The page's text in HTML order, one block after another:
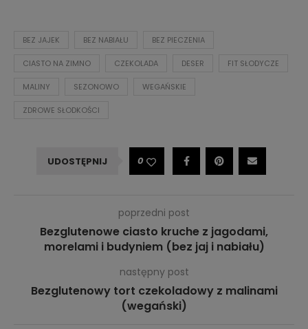
BEZ JAJEK BEZ NABIAŁU BEZ PIECZENIA
CIASTO NA ZIMNO CZEKOLADA DESER FIT SŁODYCZE
MALINY SEZONOWO WEGAŃSKIE
ZDROWE SŁODKOŚCI
UDOSTĘPNIJ 0
poprzedni post
Bezglutenowe ciasto kruche z jagodami,
morelami i budyniem (bez jaj i nabiału)
następny post
Bezglutenowy tort czekoladowy z malinami
(wegański)